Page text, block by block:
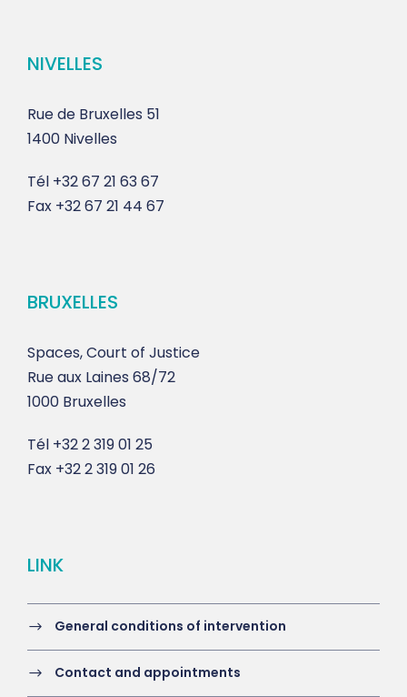
NIVELLES
Rue de Bruxelles 51
1400 Nivelles
Tél +32 67 21 63 67
Fax +32 67 21 44 67
BRUXELLES
Spaces, Court of Justice
Rue aux Laines 68/72
1000 Bruxelles
Tél +32 2 319 01 25
Fax +32 2 319 01 26
LINK
General conditions of intervention
Contact and appointments